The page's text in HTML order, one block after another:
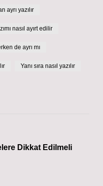
ayrı yazılır
nasıl ayırt edilir
de ayrı mı
Yanı sıra nasıl yazılır
Dikkat Edilmeli